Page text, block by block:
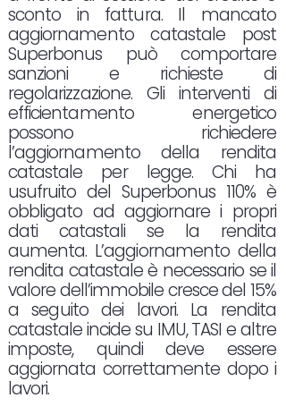
sconto in fattura. Il mancato
aggiornamento catastale post
Superbonus può comportare
sanzioni e richieste di
regolarizzazione. Gli interventi di
efficientamento energetico
possono richiedere
l’aggiornamento della rendita
catastale per legge. Chi ha
usufruito del Superbonus 110% è
obbligato ad aggiornare i propri
dati catastali se la rendita
aumenta. L’aggiornamento della
rendita catastale è necessario se il
valore dell’immobile cresce del 15%
a seguito dei lavori. La rendita
catastale incide su IMU, TASI e altre
imposte, quindi deve essere
aggiornata correttamente dopo i
lavori.